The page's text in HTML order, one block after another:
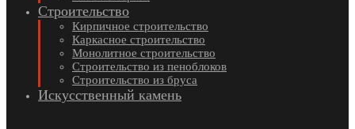
Строительство
Кирпичное строительство
Каркасное строительство
Монолитное строительство
Строительство из пеноблоков
Строительство из бруса
Искусственный камень